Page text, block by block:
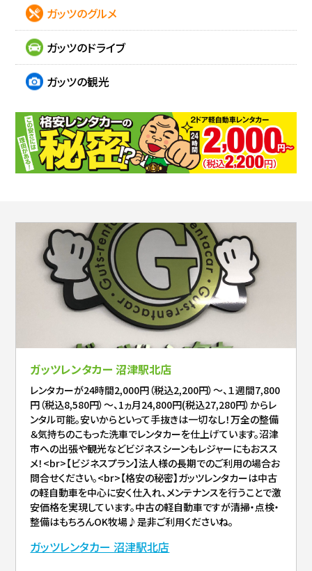
ガッツのグルメ
ガッツのドライブ
ガッツの観光
ガッツレンタカー 沼津駅北店
レンタカーが24時間2,000円（税込2,200円）～、１週間7,800
円（税込8,580円）～、1ヵ月24,800円(税込27,280円）からレ
ンタル可能。安いからといって手抜きは一切なし！万全の整備
＆気持ちのこもった洗車でレンタカーを仕上げています。沼津
市への出張や観光などビジネスシーンもレジャーにもおスス
メ！<br>【ビジネスプラン】法人様の長期でのご利用の場合お
問合せください。<br>【格安の秘密】ガッツレンタカーは中古
の軽自動車を中心に安く仕入れ、メンテナンスを行うことで激
安価格を実現しています。中古の軽自動車ですが清掃・点検・
整備はもちろんOK牧場♪是非ご利用くださいね。
ガッツレンタカー 沼津駅北店